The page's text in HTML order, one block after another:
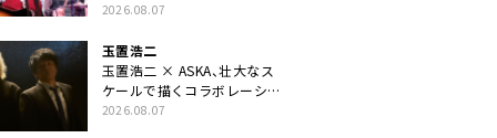
BEST “TORILOGY”』リリー
2026.08.07
玉置浩二
玉置浩二 × ASKA、壮大なス
ケールで描くコラボレーショ
ン曲「音銀河」リリース決定。
2026.08.07